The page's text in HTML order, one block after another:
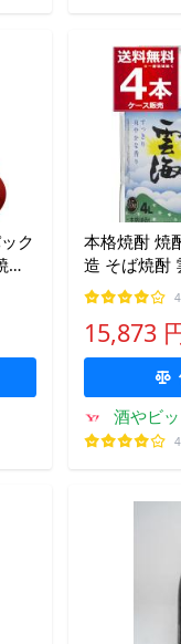
ク
酎
本格焼酎 焼
造 そば焼酎
4000ml×4本
15,873
酒やビ